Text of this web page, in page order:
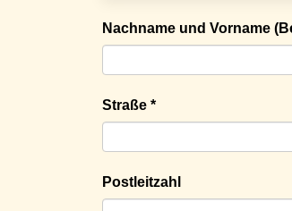
Nachname und Vorname
Straße *
Postleitzahl